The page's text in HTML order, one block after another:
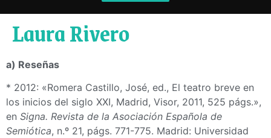
Laura Rivero
a) Reseñas
* 2012: «Romera Castillo, José, ed., El teatro breve en
los inicios del siglo XXI, Madrid, Visor, 2011, 525 págs.»,
en Signa. Revista de la Asociación Española de
Semiótica, n.º 21, págs. 771-775. Madrid: Universidad